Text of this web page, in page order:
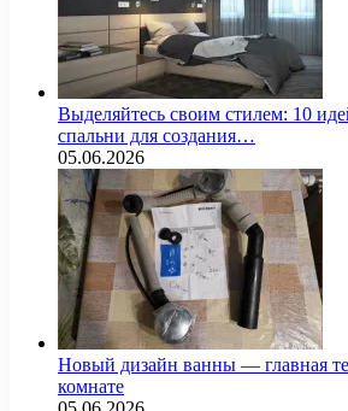
Выделяйтесь своим стилем: 10
спальни для создания…
05.06.2026
Новый дизайн ванны — главная
комнате